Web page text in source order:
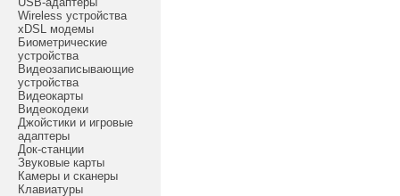
Wireless устройства
xDSL модемы
Биометрические
устройства
Видеозаписывающие
устройства
Видеокарты
Видеокодеки
Джойстики и игровые
адаптеры
Док-станции
Звуковые карты
Камеры и сканеры
Клавиатуры